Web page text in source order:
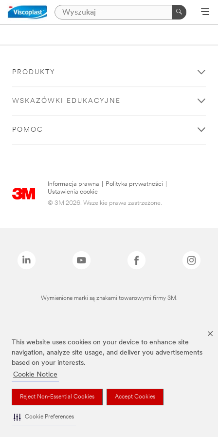
This website uses cookies on your device to enhance site
navigation, analyze site usage, and deliver you advertisements
based on your interests.
Cookie Notice
Reject Non-Essential Cookies Accept Cookies
Cookie Preferences
PRODUKTY
WSKAZÓWKI EDUKACYJNE
POMOC
Informacja prawna Polityka prywatności
Ustawienia cookie
© 3M 2026. Wszelkie prawa zastrzeżone.
Wymienione marki są znakami towarowymi firmy 3M.